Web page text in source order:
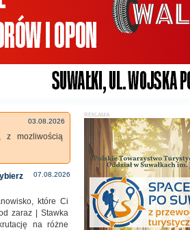
03.08.2026
z mozliwością
07.08.2026
które Ci
zaraz | Stawka
na różne